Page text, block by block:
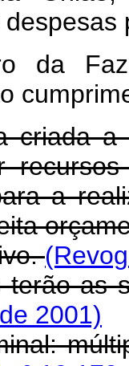
da
criada a
a
as
2001)